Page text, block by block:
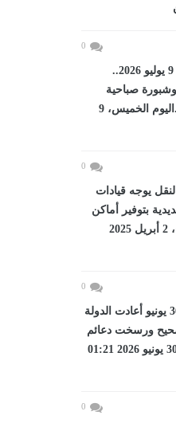
0
طقس الخميس 9 يوليو 2026..
صباحية
والأرصاد تكشف درجات...اليوم الخميس، 9
0
يوجه قيادات
بتوفير أماكن
في رحلات...اليوم الأربعاء، 2 أبريل 2025
0
برلماني: ثورة 30 يونيو أعادت الدولة
ورسخت دعائم
الاستقرار...اليوم الثلاثاء، 30 يونيو 2026 01:21
0